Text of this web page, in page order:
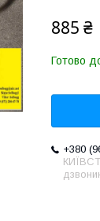
885 ₴
Готово
+380